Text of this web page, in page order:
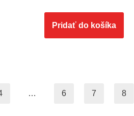
Pridať do košíka
… 6 7 8